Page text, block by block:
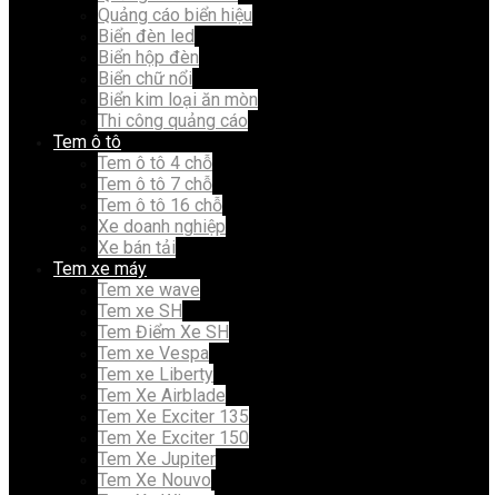
Quảng cáo biển hiệu
Biển đèn led
Biển hộp đèn
Biển chữ nổi
Biển kim loại ăn mòn
Thi công quảng cáo
Tem ô tô
Tem ô tô 4 chỗ
Tem ô tô 7 chỗ
Tem ô tô 16 chỗ
Xe doanh nghiệp
Xe bán tải
Tem xe máy
Tem xe wave
Tem xe SH
Tem Điểm Xe SH
Tem xe Vespa
Tem xe Liberty
Tem Xe Airblade
Tem Xe Exciter 135
Tem Xe Exciter 150
Tem Xe Jupiter
Tem Xe Nouvo